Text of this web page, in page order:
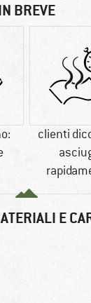
BREVE
clienti
E